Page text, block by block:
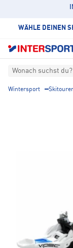
WÄHLE DEINEN
Wonach suchst du?
Wintersport